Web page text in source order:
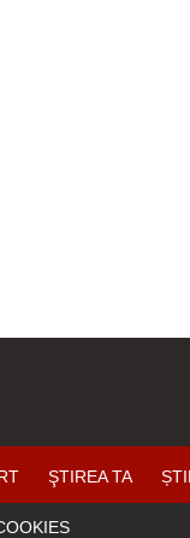
ŞTIREA TA